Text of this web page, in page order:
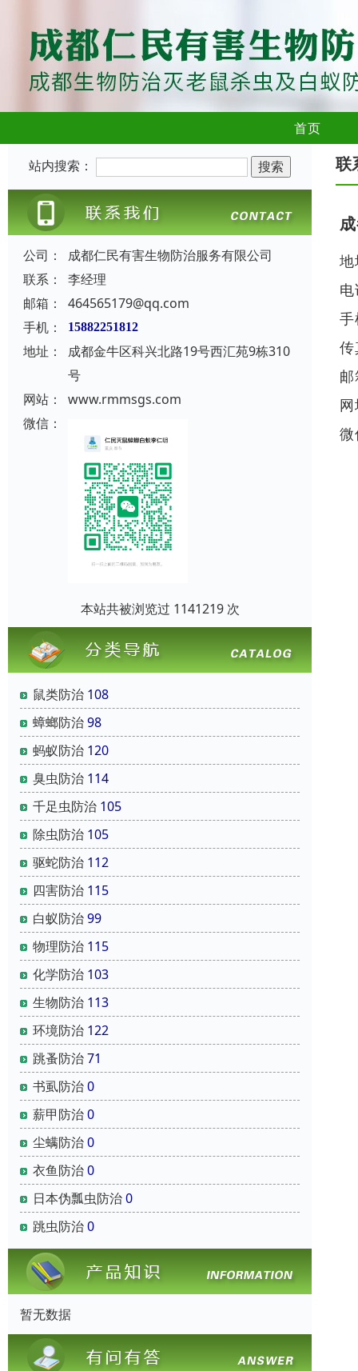
首页
站内搜索：
公司：
成都仁民有害生物防治服务有限公司
联系：
李经理
邮箱：
464565179@qq.com
手机：
15882251812
地址：
成都金牛区科兴北路19号西汇苑9栋310
号
网站：
www.rmmsgs.com
微信：
本站共被浏览过 1141219 次
鼠类防治 108
蟑螂防治98
蚂蚁防治 120
臭虫防治 114
千足虫防治 105
除虫防治 105
驱蛇防治 112
四害防治 115
白蚁防治99
物理防治 115
化学防治 103
生物防治 113
环境防治 122
跳蚤防治71
书虱防治0
薪甲防治0
尘螨防治0
衣鱼防治0
日本伪瓢虫防治0
跳虫防治0
暂无数据
联